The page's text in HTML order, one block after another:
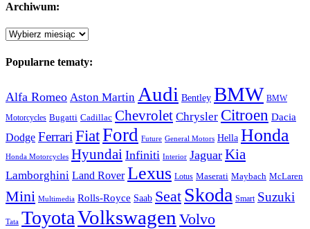
Archiwum:
Archiwum:
Popularne tematy:
Alfa Romeo Aston Martin Audi Bentley BMW BMW
Motorcycles Bugatti Cadillac Chevrolet Chrysler Citroen Dacia
Dodge Ferrari FiatFord Future General Motors Hella Honda
Honda Motorcycles Hyundai Infiniti Interior Jaguar Kia
Lamborghini Land Rover Lexus Lotus Maserati Maybach McLaren
Mini Multimedia Rolls-Royce Saab Seat Skoda Smart Suzuki
Tata ToyotaVolkswagen Volvo